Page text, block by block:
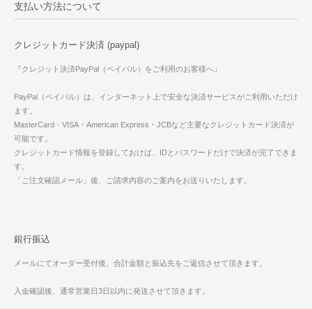
支払い方法について
クレジットカード決済 (paypal)
『クレジット決済PayPal（ペイパル）をご利用のお客様へ』
PayPal（ペイパル）は、インターネット上で安全な決済サービスがご利用いただけ
ます。
MasterCard・VISA・American Express・JCBなど主要なクレジットカード決済が
可能です。
クレジットカード情報を登録しておけば、IDとパスワードだけで決済が完了できま
す。
「ご注文確認メール」後、ご請求内容のご案内をお送りいたします。
銀行振込
メールにてオーダー受付後、合計金額と振込先をご返信させて頂きます。
入金確認後、通常営業日3日以内に発送させて頂きます。